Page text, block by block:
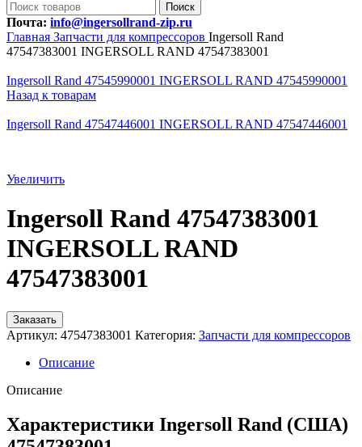
Поиск
Почта: info@ingersollrand-zip.ru
Главная Запчасти для компрессоров Ingersoll Rand
47547383001 INGERSOLL RAND 47547383001
Ingersoll Rand 47545990001 INGERSOLL RAND 47545990001
Назад к товарам
Ingersoll Rand 47547446001 INGERSOLL RAND 47547446001
Увеличить
Ingersoll Rand 47547383001
INGERSOLL RAND
47547383001
Заказать
Артикул: 47547383001 Категория: Запчасти для компрессоров
Описание
Описание
Характеристики Ingersoll Rand (США)